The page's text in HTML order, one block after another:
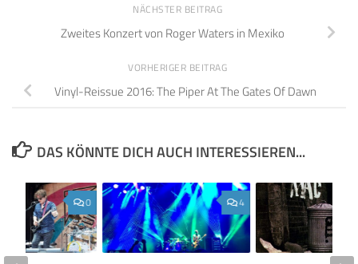
NÄCHSTER BEITRAG
Zweites Konzert von Roger Waters in Mexiko
VORHERIGER BEITRAG
Vinyl-Reissue 2016: The Piper At The Gates Of Dawn
DAS KÖNNTE DICH AUCH INTERESSIEREN...
4
0